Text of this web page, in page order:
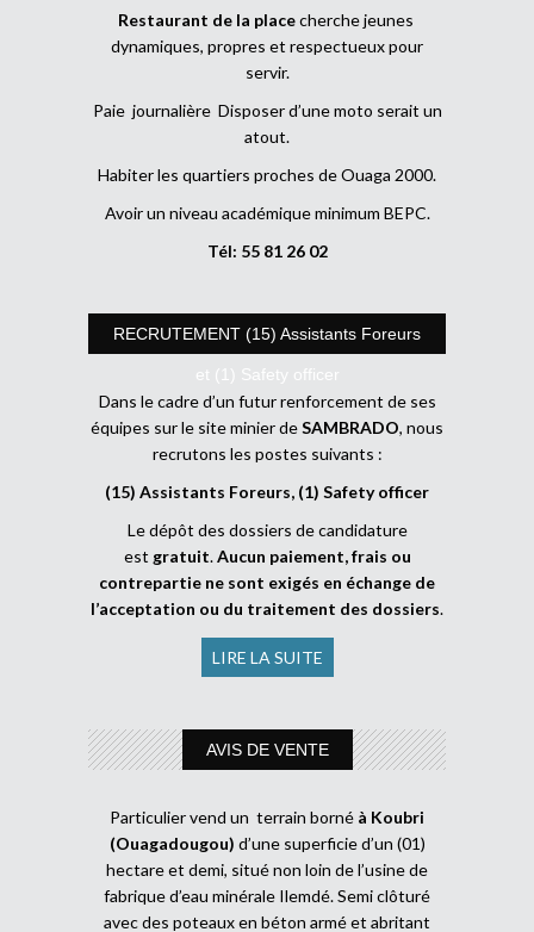
Restaurant de la placecherche jeunes
dynamiques, propres et respectueux pour
servir.
Paie journalière Disposer d’une moto serait un
atout.
Habiter les quartiers proches de Ouaga 2000.
Avoir un niveau académique minimum BEPC.
Tél: 55 81 26 02
RECRUTEMENT (15) Assistants Foreurs
et (1) Safety officer
Dans le cadre d’un futur renforcement de ses
équipes sur le site minier deSAMBRADO, nous
recrutons les postes suivants :
(15) Assistants Foreurs, (1) Safety officer
Le dépôt des dossiers de candidature
est gratuit.Aucun paiement, frais ou
contrepartie ne sont exigés en échange de
l’acceptation ou du traitement des dossiers.
LIRE LA SUITE
AVIS DE VENTE
Particulier vend un terrain borné à Koubri
(Ouagadougou) d’une superficie d’un (01)
hectare et demi, situé non loin de l’usine de
fabrique d’eau minérale Ilemdé. Semi clôturé
avec des poteaux en béton armé et abritant